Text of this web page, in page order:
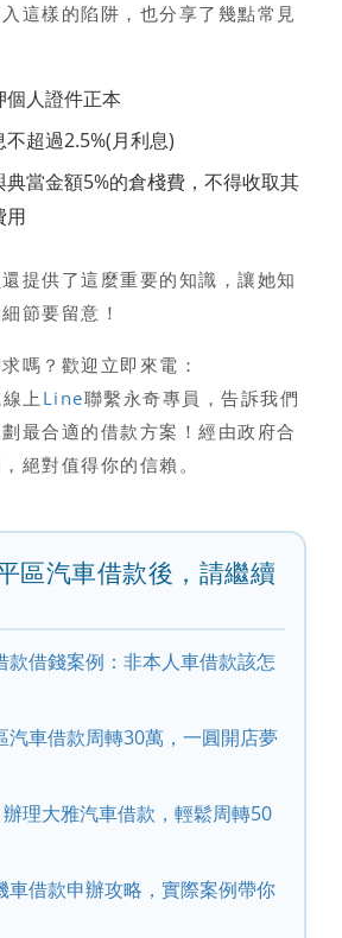
這樣的陷阱，也分享了幾點常見
人證件正本
超過2.5%(月利息)
當金額5%的倉棧費，不得收取其
用
提供了這麼重要的知識，讓她知
節要留意！
嗎？歡迎立即來電：
上Line聯繫永奇專員，告訴我們
最合適的借款方案！經由政府合
絕對值得你的信賴。
區汽車借款後，請繼續
款借錢案例：非本人車借款該怎
汽車借款周轉30萬，一圓開店夢
理大雅汽車借款，輕鬆周轉50
車借款申辦攻略，實際案例帶你